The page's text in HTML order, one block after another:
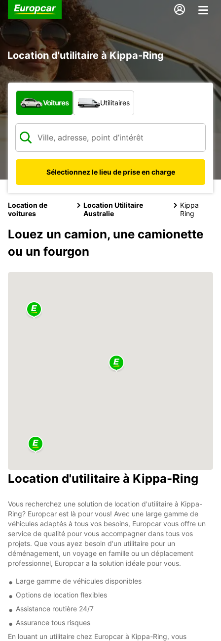
Location d'utilitaire à Kippa-Ring
Quel type de véhicule ?
Voitures Utilitaires
Sélectionnez le lieu de prise en charge
Location de
voitures
Location Utilitaire
Australie
Kippa
Ring
Louez un camion, une camionette
ou un fourgon
Location d'utilitaire à Kippa-Ring
Vous recherchez une solution de location d'utilitaire à Kippa-
Ring? Europcar est là pour vous! Avec une large gamme de
véhicules adaptés à tous vos besoins, Europcar vous offre un
service de qualité pour vous accompagner dans tous vos
projets. Que vous ayez besoin d'un utilitaire pour un
déménagement, un voyage en famille ou un déplacement
professionnel, Europcar a la solution idéale pour vous.
Large gamme de véhicules disponibles
Options de location flexibles
Assistance routière 24/7
Assurance tous risques
En louant un utilitaire chez Europcar à Kippa-Ring, vous